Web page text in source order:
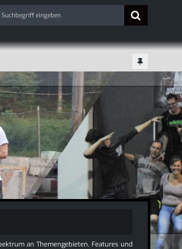
an Themengebieten, Features und